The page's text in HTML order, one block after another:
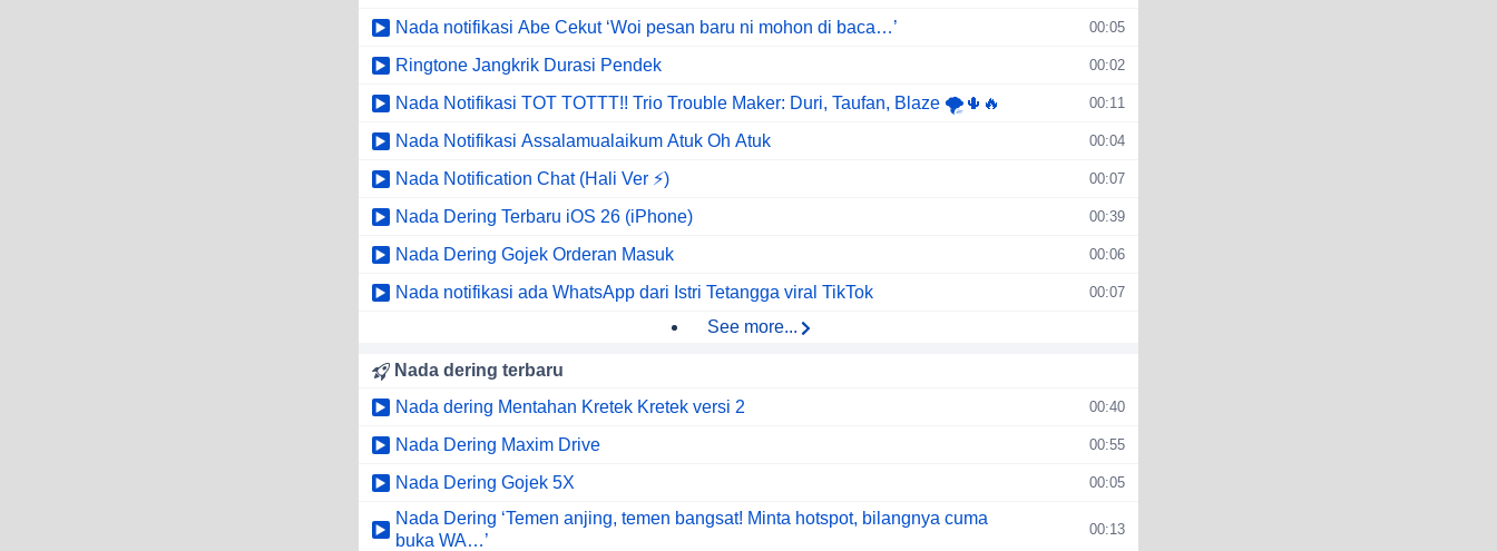
Nada notifikasi Abe Cekut ‘Woi pesan baru ni mohon di baca…’ 00:05
Ringtone Jangkrik Durasi Pendek 00:02
Nada Notifikasi TOT TOTTT!! Trio Trouble Maker: Duri, Taufan, Blaze 🌪️🌵🔥 00:11
Nada Notifikasi Assalamualaikum Atuk Oh Atuk 00:04
Nada Notification Chat (Hali Ver ⚡) 00:07
Nada Dering Terbaru iOS 26 (iPhone) 00:39
Nada Dering Gojek Orderan Masuk 00:06
Nada notifikasi ada WhatsApp dari Istri Tetangga viral TikTok 00:07
See more...
Nada dering terbaru
Nada dering Mentahan Kretek Kretek versi 2
00:40
Nada Dering Maxim Drive 00:55
Nada Dering Gojek 5X 00:05
Nada Dering ‘Temen anjing, temen bangsat! Minta hotspot, bilangnya cuma
buka WA…’
00:13